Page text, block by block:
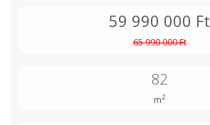
59 990 000 Ft
65 990 000 Ft
82
m2